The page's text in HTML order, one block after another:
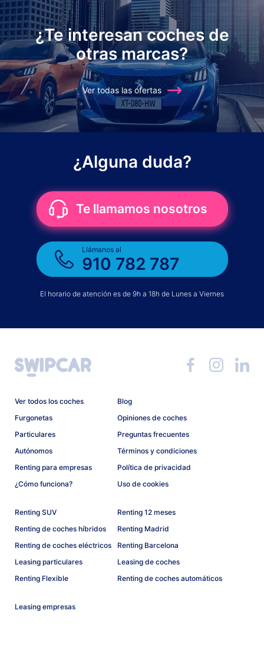
¿Te interesan coches de
otras marcas?
Ver todas las ofertas
¿Alguna duda?
Te llamamos nosotros
Llámanos al
910 782 787
El horario de atención es de 9h a 18h de Lunes a Viernes
Ver todos los coches
Furgonetas
Particulares
Autónomos
Renting para empresas
¿Cómo funciona?
Blog
Opiniones de coches
Preguntas frecuentes
Términos y condiciones
Política de privacidad
Uso de cookies
Renting SUV
Renting de coches híbridos
Renting de coches eléctricos
Leasing particulares
Renting Flexible
Renting 12 meses
Renting Madrid
Renting Barcelona
Leasing de coches
Renting de coches automáticos
Leasing empresas